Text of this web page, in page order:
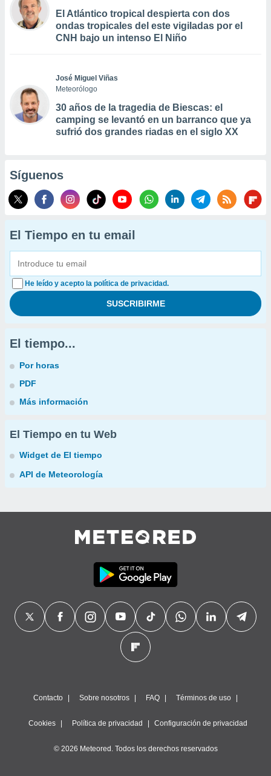
El Atlántico tropical despierta con dos
ondas tropicales del este vigiladas por el
CNH bajo un intenso El Niño
José Miguel Viñas
Meteorólogo
30 años de la tragedia de Biescas: el
camping se levantó en un barranco que ya
sufrió dos grandes riadas en el siglo XX
Síguenos
El Tiempo en tu email
He leído y acepto la política de privacidad.
El tiempo...
Por horas
PDF
Más información
El Tiempo en tu Web
Widget de El tiempo
API de Meteorología
Contacto Sobre nosotros FAQ Términos de uso
Cookies Política de privacidad Configuración de privacidad
© 2026 Meteored. Todos los derechos reservados